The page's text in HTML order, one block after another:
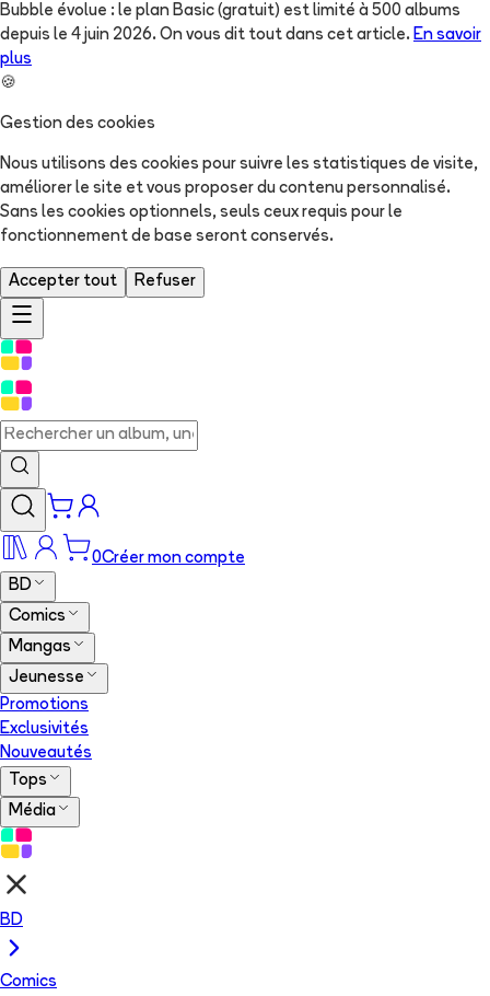
Bubble évolue : le plan Basic (gratuit) est limité à 500 albums
depuis le 4 juin 2026. On vous dit tout dans cet article. En savoir
plus
🍪
Gestion des cookies
Nous utilisons des cookies pour suivre les statistiques de visite,
améliorer le site et vous proposer du contenu personnalisé.
Sans les cookies optionnels, seuls ceux requis pour le
fonctionnement de base seront conservés.
Accepter tout Refuser
0Créer mon compte
BD
Comics
Mangas
Jeunesse
Promotions
Exclusivités
Nouveautés
Tops
Média
BD
Comics